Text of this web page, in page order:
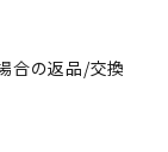
合の返品/交換